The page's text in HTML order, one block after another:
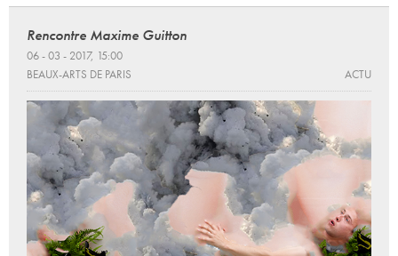
Rencontre Maxime Guitton
06 - 03 - 2017, 15:00
BEAUX-ARTS DE PARIS
ACTU